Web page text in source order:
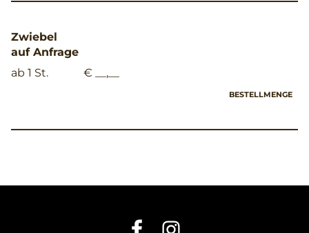
Zwiebel
auf Anfrage
ab 1 St.
€ __,__
BESTELLMENGE